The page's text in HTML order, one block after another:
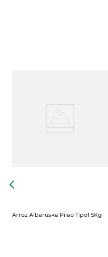
Arroz Albaruska Pilão Tipo1 5Kg